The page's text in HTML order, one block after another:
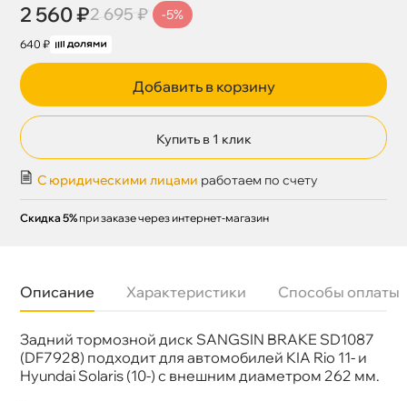
2 560 ₽2 695 ₽ -5%
640 ₽
Добавить в корзину
Купить в 1 клик
С юридическими лицами работаем по счету
Скидка 5% при заказе через интернет-магазин
Описание Характеристики Способы оплаты
Задний тормозной диск SANGSIN BRAKE SD1087
(DF7928) подходит для автомобилей KIA Rio 11- и
Hyundai Solaris (10-) с внешним диаметром 262 мм.
Назначение
Тормозная система
Бренд
Артикул
SD1087